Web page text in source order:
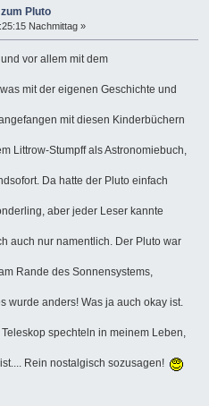
Pluto
Nachmittag »
vor allem mit dem
mit der eigenen Geschichte und
mit diesen Kinderbüchern
Littrow-Stumpff als Astronomiebuch,
Da hatte der Pluto einfach
aber jeder Leser kannte
auch nur namentlich. Der Pluto war
Rande des Sonnensystems,
wurde anders! Was ja auch okay ist.
spechteln in meinem Leben,
Rein nostalgisch sozusagen!